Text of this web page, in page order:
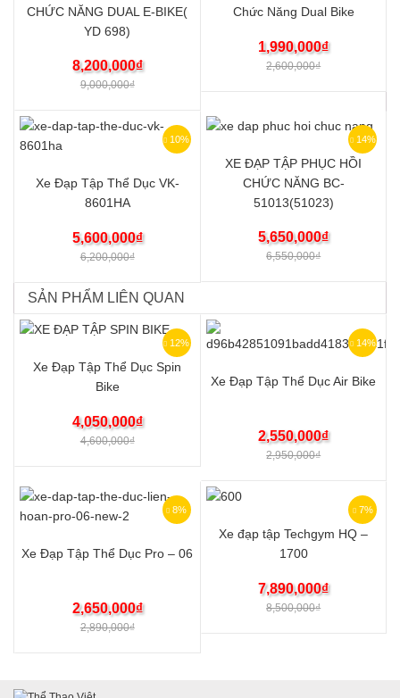
CHỨC NĂNG DUAL E-BIKE(
YD 698)
9,000,000₫
8,200,000₫
Chức Năng Dual Bike
2,600,000₫
1,990,000₫
10%
Xe Đạp Tập Thể Dục VK-
8601HA
6,200,000₫
5,600,000₫
14%
XE ĐẠP TẬP PHỤC HỒI
CHỨC NĂNG BC-
51013(51023)
6,550,000₫
5,650,000₫
SẢN PHẨM LIÊN QUAN
12%
Xe Đạp Tập Thể Dục Spin
Bike
4,600,000₫
4,050,000₫
14%
Xe Đạp Tập Thể Dục Air Bike
2,950,000₫
2,550,000₫
8%
Xe Đạp Tập Thể Dục Pro – 06
2,890,000₫
2,650,000₫
7%
Xe đạp tập Techgym HQ –
1700
8,500,000₫
7,890,000₫